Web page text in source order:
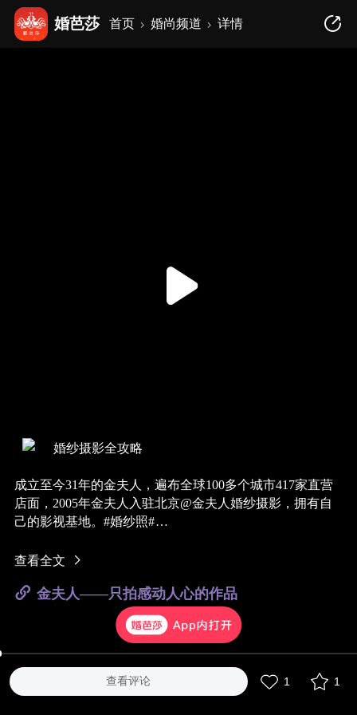
婚芭莎 首页 婚尚频道 详情
婚纱摄影全攻略
成立至今31年的金夫人，遍布全球100多个城市417家直营
店面，2005年金夫人入驻北京@金夫人婚纱摄影，拥有自
己的影视基地。#婚纱照#
2020金夫人再次升级打造破行业的一站式婚嫁集成中心，
你对婚嫁的所有需求！
不止于此。金夫人更是将皇家大婚宫殿搬进影城😍，为爱
建造一座“坤宁宫”，传承中华五千年的嫁娶文化，1:1还原
皇室宫殿内外实景基地，每一个细节都来自于紫禁城！
查看全文
金夫人——只拍感动人心的作品
查看评论 1 1